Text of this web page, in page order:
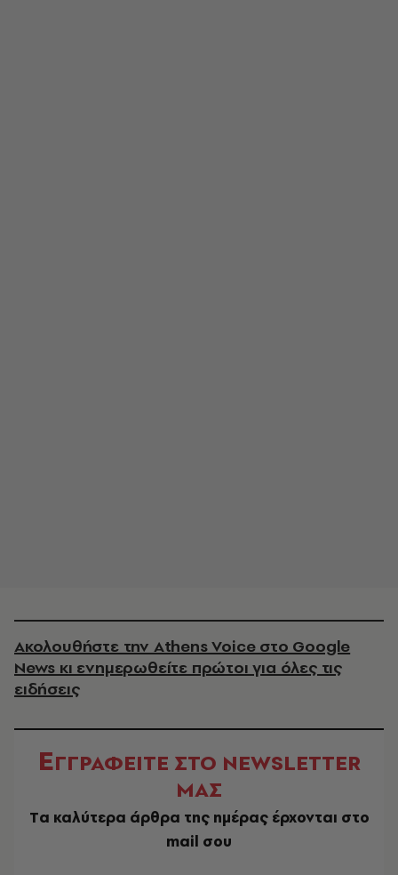
Ακολουθήστε την Athens Voice στο Google
News κι ενημερωθείτε πρώτοι για όλες τις
ειδήσεις
ΕΓΓΡΑΦΕΙΤΕ ΣΤΟ NEWSLETTER
ΜΑΣ
Tα καλύτερα άρθρα της ημέρας έρχονται στο
mail σου